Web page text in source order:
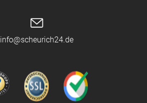
info@scheurich24.de